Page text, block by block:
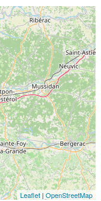
Leaflet |OpenStreetMap